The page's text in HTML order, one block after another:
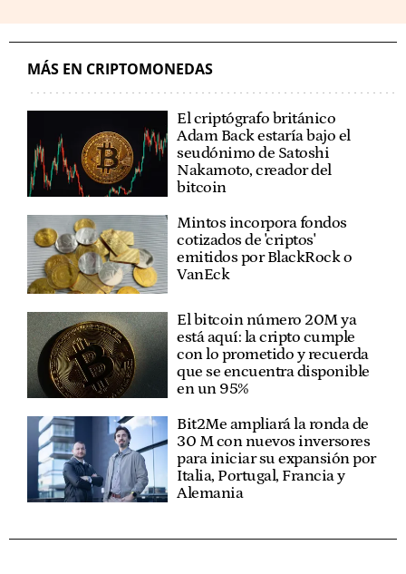
MÁS EN CRIPTOMONEDAS
El criptógrafo británico
Adam Back estaría bajo el
seudónimo de Satoshi
Nakamoto, creador del
bitcoin
Mintos incorpora fondos
cotizados de 'criptos'
emitidos por BlackRock o
VanEck
El bitcoin número 20M ya
está aquí: la cripto cumple
con lo prometido y recuerda
que se encuentra disponible
en un 95%
Bit2Me ampliará la ronda de
30 M con nuevos inversores
para iniciar su expansión por
Italia, Portugal, Francia y
Alemania